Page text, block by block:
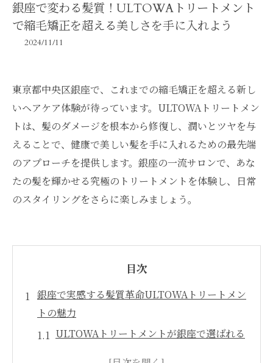
銀座で変わる髪質！ULTOWAトリートメント
で縮毛矯正を超える美しさを手に入れよう
2024/11/11
東京都中央区銀座で、これまでの縮毛矯正を超える新し
いヘアケア体験が待っています。ULTOWAトリートメン
トは、髪のダメージを根本から修復し、潤いとツヤを与
えることで、健康で美しい髪を手に入れるための最先端
のアプローチを提供します。銀座の一流サロンで、あな
たの髪を輝かせる究極のトリートメントを体験し、日常
のスタイリングをさらに楽しみましょう。
目次
銀座で実感する髪質革命ULTOWAトリートメン
トの魅力
ULTOWAトリートメントが銀座で選ばれる